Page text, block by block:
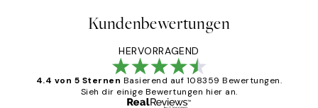
Kundenbewertungen
HERVORRAGEND
4.4 von 5 Sternen Basierend auf 108359 Bewertungen.
Sieh dir einige Bewertungen hier an.